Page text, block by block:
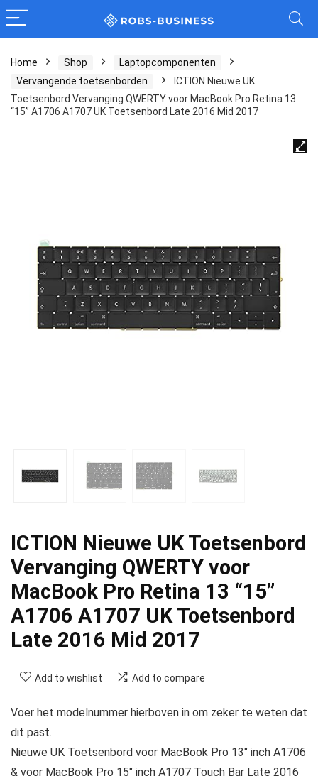
Home Shop
Laptopcomponenten
Vervangende toetsenborden
ICTION Nieuwe UK
Toetsenbord Vervanging QWERTY voor MacBook Pro Retina 13
“15” A1706 A1707 UK Toetsenbord Late 2016 Mid 2017
ICTION Nieuwe UK Toetsenbord
Vervanging QWERTY voor
MacBook Pro Retina 13 “15”
A1706 A1707 UK Toetsenbord
Late 2016 Mid 2017
Add to wishlist Add to compare
Voer het modelnummer hierboven in om zeker te weten dat
dit past.
Nieuwe UK Toetsenbord voor MacBook Pro 13″ inch A1706
& voor MacBook Pro 15″ inch A1707 Touch Bar Late 2016